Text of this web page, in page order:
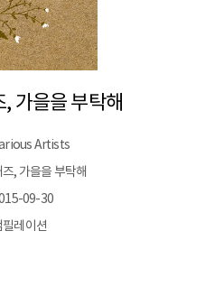
가을을 부탁해
Artists
즈, 가을을 부탁해
09-30
필레이션